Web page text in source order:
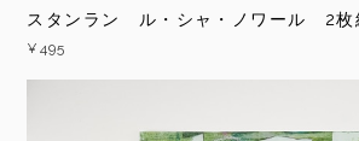
スタンラン ル・シャ・ノワール 2枚
¥495